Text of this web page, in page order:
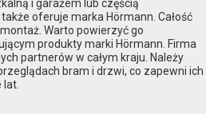
i garażem lub częścią
oferuje marka Hörmann. Całość
Warto powierzyć go
produkty marki Hörmann. Firma
partnerów w całym kraju. Należy
bram i drzwi, co zapewni ich